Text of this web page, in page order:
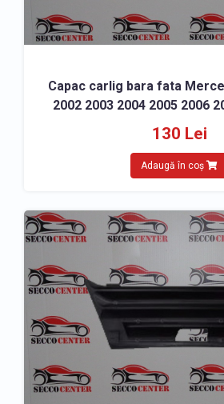
Capac carlig bara fata
2002 2003 2004 2005 2006
130 Lei
Adaugă în coș